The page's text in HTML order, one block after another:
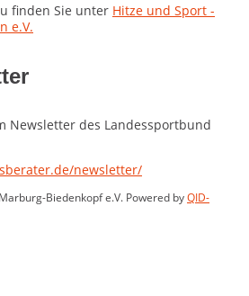
finden Sie unter Hitze und Sport -
e.V.
Newsletter des Landessportbund
newsletter/
Biedenkopf e.V. Powered byQID-